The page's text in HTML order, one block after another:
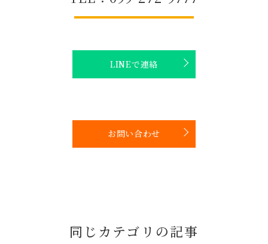
LINEで連絡
お問い合わせ
同じカテゴリの記事